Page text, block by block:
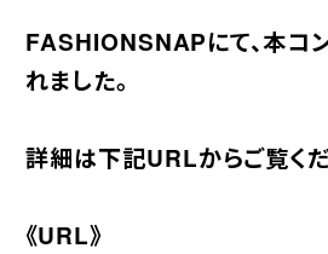
FASHIONSNAPにて、本コ
れました。
詳細は下記URLからご覧くだ
《URL》